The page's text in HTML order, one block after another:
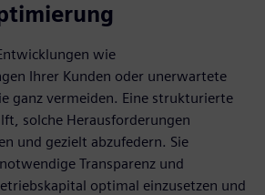
wie
Ihrer Kunden oder unerwartete
ganz vermeiden. Eine strukturierte
solche Herausforderungen
und gezielt abzufedern. Sie
Transparenz und
optimal einzusetzen und